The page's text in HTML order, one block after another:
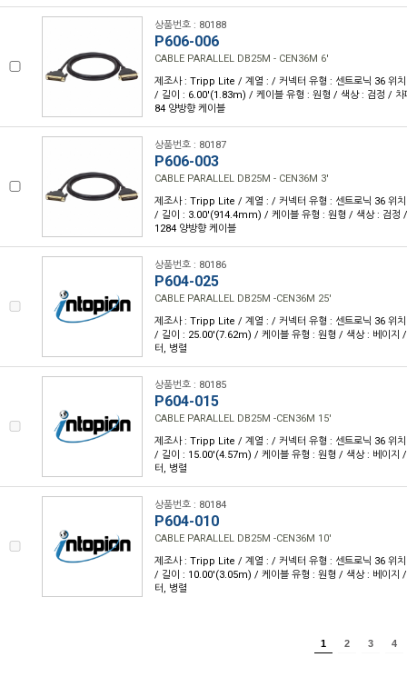
상품번호 : 80188
P606-006
CABLE PARALLEL DB25M - CEN36M 6'
제조사 : Tripp Lite / 계열 : / 커넥터 유형 : 센트로닉 36 위
/ 길이 : 6.00'(1.83m) / 케이블 유형 : 원형 / 색상 : 검정 / 차
84 양방향 케이블
상품번호 : 80187
P606-003
CABLE PARALLEL DB25M - CEN36M 3'
제조사 : Tripp Lite / 계열 : / 커넥터 유형 : 센트로닉 36 위
/ 길이 : 3.00'(914.4mm) / 케이블 유형 : 원형 / 색상 : 검정
1284 양방향 케이블
상품번호 : 80186
P604-025
CABLE PARALLEL DB25M -CEN36M 25'
제조사 : Tripp Lite / 계열 : / 커넥터 유형 : 센트로닉 36 위
/ 길이 : 25.00'(7.62m) / 케이블 유형 : 원형 / 색상 : 베이지
터, 병렬
상품번호 : 80185
P604-015
CABLE PARALLEL DB25M -CEN36M 15'
제조사 : Tripp Lite / 계열 : / 커넥터 유형 : 센트로닉 36 위
/ 길이 : 15.00'(4.57m) / 케이블 유형 : 원형 / 색상 : 베이지
터, 병렬
상품번호 : 80184
P604-010
CABLE PARALLEL DB25M -CEN36M 10'
제조사 : Tripp Lite / 계열 : / 커넥터 유형 : 센트로닉 36 위
/ 길이 : 10.00'(3.05m) / 케이블 유형 : 원형 / 색상 : 베이지
터, 병렬
1 2 3 4